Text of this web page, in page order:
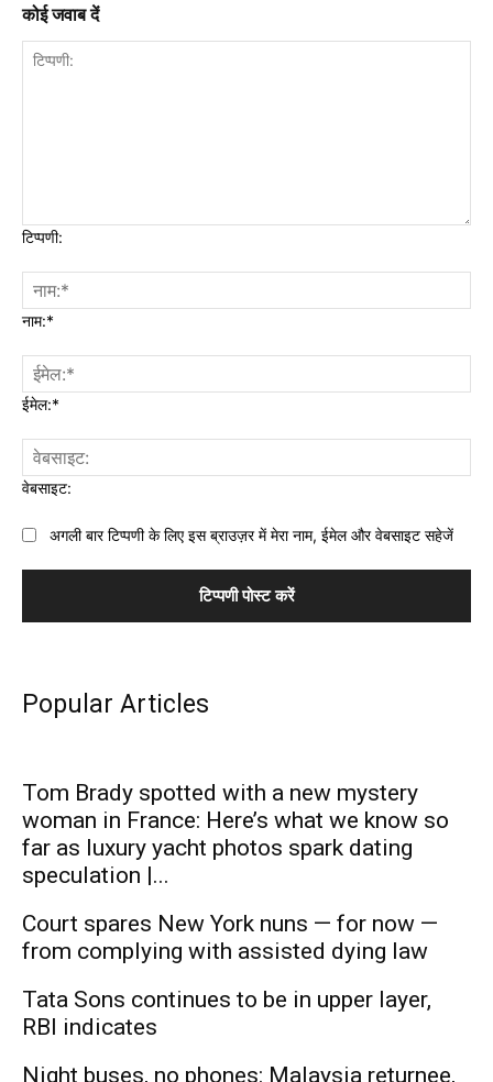
कोई जवाब दें
टिप्पणी:
नाम:*
ईमेल:*
वेबसाइट:
अगली बार टिप्पणी के लिए इस ब्राउज़र में मेरा नाम, ईमेल और वेबसाइट सहेजें
Popular Articles
Tom Brady spotted with a new mystery
woman in France: Here’s what we know so
far as luxury yacht photos spark dating
speculation |...
Court spares New York nuns — for now —
from complying with assisted dying law
Tata Sons continues to be in upper layer,
RBI indicates
Night buses, no phones: Malaysia returnee,